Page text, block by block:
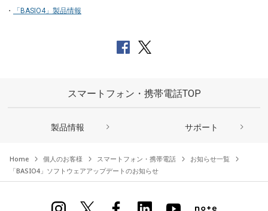
「BASIO4」製品情報
スマートフォン・携帯電話TOP
製品情報 サポート
Home 個人のお客様 スマートフォン・携帯電話
お知らせ一覧
「BASIO4」ソフトウェアアップデートのお知らせ